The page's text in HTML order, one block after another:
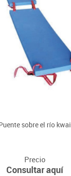
sobre el río kwai
Precio
Consultar aquí